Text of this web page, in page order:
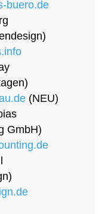
buero.de
(NEU)
GmbH)